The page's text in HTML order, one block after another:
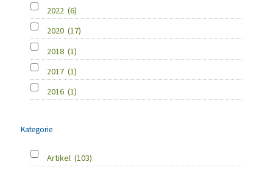
2022 (6)
2020 (17)
2018 (1)
2017 (1)
2016 (1)
Kategorie
Artikel (103)